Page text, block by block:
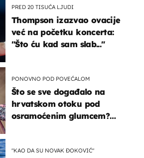
PRED 20 TISUĆA LJUDI
Thompson izazvao ovacije
već na početku koncerta:
"Što ću kad sam slab..."
PONOVNO POD POVEĆALOM
Što se sve događalo na
hrvatskom otoku pod
osramoćenim glumcem?
"KAO DA SU NOVAK ĐOKOVIĆ"